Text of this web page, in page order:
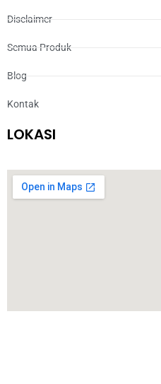
Disclaimer
Semua Produk
Blog
Kontak
LOKASI